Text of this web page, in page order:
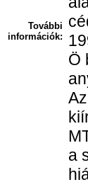
További
információk:
Ö
a